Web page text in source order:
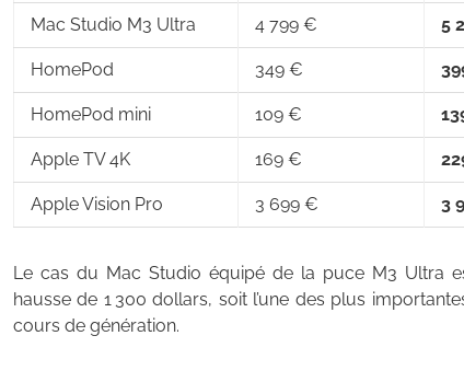
Mac Studio M3 Ultra 4 799 € 5
HomePod 349 €
HomePod mini 109 €
Apple TV 4K 169 €
Apple Vision Pro 3 699 € 3
Le cas du Mac Studio équipé de la puce M3 Ultra
hausse de 1 300 dollars, soit l’une des plus
cours de génération.